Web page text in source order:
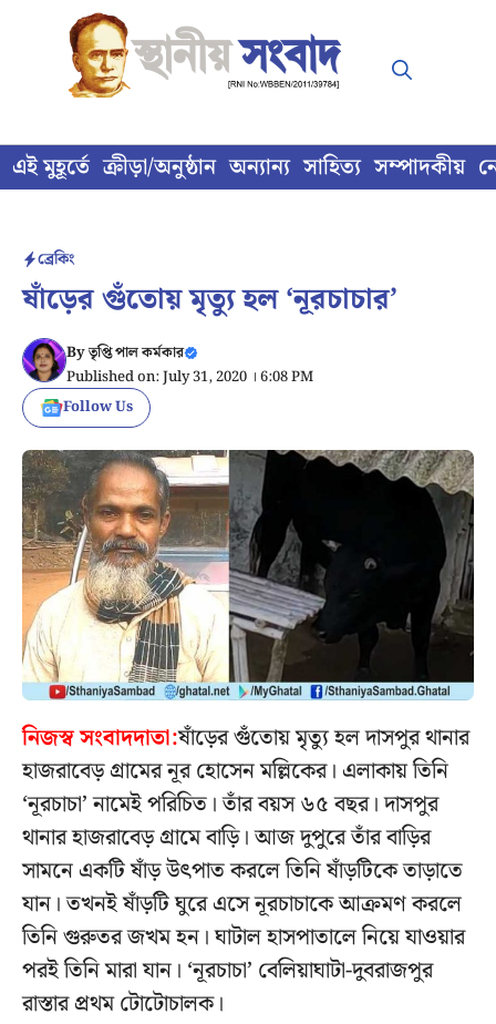
content
এই মুহূর্তে ক্রীড়া/অনুষ্ঠান অন্যান্য সাহিত্য সম্পাদকীয়
ব্রেকিং
ষাঁড়ের গুঁতোয় মৃত্যু হল ‘নূরচাচার’
Byতৃপ্তি পাল কর্মকার
Published on: July 31, 2020 । 6:08 PM
Follow Us
নিজস্ব সংবাদদাতা:ষাঁড়ের গুঁতোয় মৃত্যু হল দাসপুর থানার
হাজরাবেড় গ্রামের নূর হোসেন মল্লিকের। এলাকায় তিনি
‘নূরচাচা’ নামেই পরিচিত। তাঁর বয়স ৬৫ বছর। দাসপুর
থানার হাজরাবেড় গ্রামে বাড়ি। আজ দুপুরে তাঁর বাড়ির
সামনে একটি ষাঁড় উৎপাত করলে তিনি ষাঁড়টিকে তাড়াতে
যান। তখনই ষাঁড়টি ঘুরে এসে নূরচাচাকে আক্রমণ করলে
তিনি গুরুতর জখম হন। ঘাটাল হাসপাতালে নিয়ে যাওয়ার
পরই তিনি মারা যান। ‘নূরচাচা’ বেলিয়াঘাটা-দুবরাজপুর
রাস্তার প্রথম টোটোচালক।